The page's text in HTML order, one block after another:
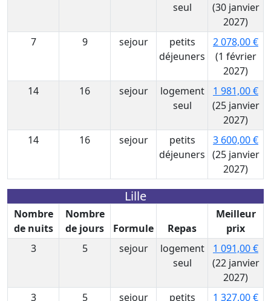
seul
(30 janvier
2027)
7
9 sejour
petits
déjeuners
2 078,00 €
(1 février
2027)
14
16 sejour
logement
seul
1 981,00 €
(25 janvier
2027)
14
16 sejour
petits
déjeuners
3 600,00 €
(25 janvier
2027)
Lille
Nombre
de nuits
Nombre
de jours
Formule Repas
Meilleur
prix
3
5 sejour
logement
seul
1 091,00 €
(22 janvier
2027)
3
5 sejour petits 1 327,00 €